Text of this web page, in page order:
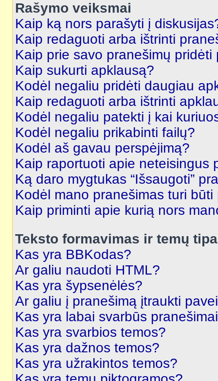
Rašymo veiksmai
Kaip ką nors parašyti į
Kaip redaguoti arba ištrinti
Kaip prie savo pranešimų pridėti
Kaip sukurti apklausą?
Kodėl negaliu pridėti daugiau
Kaip redaguoti arba ištrinti
Kodėl negaliu patekti į kai
Kodėl negaliu prikabinti failų?
Kodėl aš gavau perspėjimą?
Kaip raportuoti apie neteisingus
Ką daro mygtukas “Išsaugoti”
Kodėl mano pranešimas turi būti
Kaip priminti apie kurią nors
Teksto formavimas ir temų
Kas yra BBKodas?
Ar galiu naudoti HTML?
Kas yra šypsenėlės?
Ar galiu į pranešimą įtraukti
Kas yra labai svarbūs
Kas yra svarbios temos?
Kas yra dažnos temos?
Kas yra užrakintos temos?